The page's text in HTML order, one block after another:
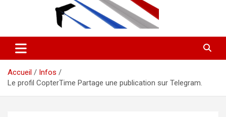
Accueil
Infos
Le profil CopterTime Partage une publication sur Telegram.